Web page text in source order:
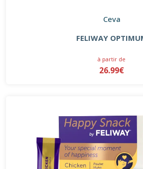
Ceva
FELIWAY
à partir de
26.99€